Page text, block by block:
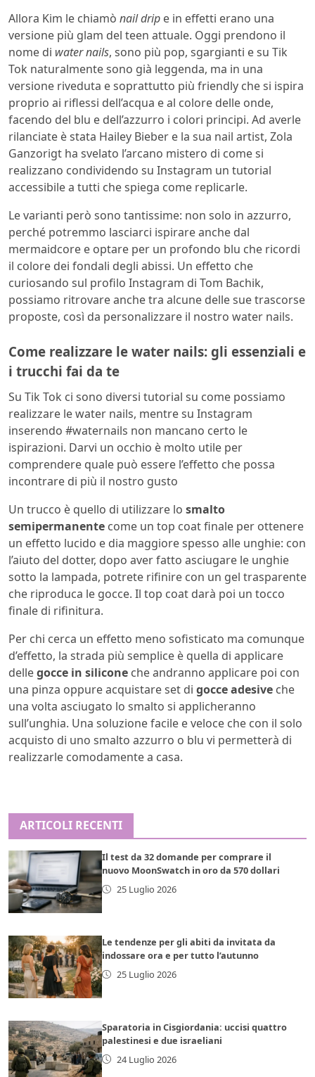
Allora Kim le chiamò nail drip e in effetti erano una
versione più glam del teen attuale. Oggi prendono il
nome di water nails, sono più pop, sgargianti e su Tik
Tok naturalmente sono già leggenda, ma in una
versione riveduta e soprattutto più friendly che si ispira
proprio ai riflessi dell’acqua e al colore delle onde,
facendo del blu e dell’azzurro i colori principi. Ad averle
rilanciate è stata Hailey Bieber e la sua nail artist, Zola
Ganzorigt ha svelato l’arcano mistero di come si
realizzano condividendo su Instagram un tutorial
accessibile a tutti che spiega come replicarle.
Le varianti però sono tantissime: non solo in azzurro,
perché potremmo lasciarci ispirare anche dal
mermaidcore e optare per un profondo blu che ricordi
il colore dei fondali degli abissi. Un effetto che
curiosando sul profilo Instagram di Tom Bachik,
possiamo ritrovare anche tra alcune delle sue trascorse
proposte, così da personalizzare il nostro water nails.
Come realizzare le water nails: gli essenziali e
i trucchi fai da te
Su Tik Tok ci sono diversi tutorial su come possiamo
realizzare le water nails, mentre su Instagram
inserendo #waternails non mancano certo le
ispirazioni. Darvi un occhio è molto utile per
comprendere quale può essere l’effetto che possa
incontrare di più il nostro gusto
Un trucco è quello di utilizzare lo smalto
semipermanente come un top coat finale per ottenere
un effetto lucido e dia maggiore spesso alle unghie: con
l’aiuto del dotter, dopo aver fatto asciugare le unghie
sotto la lampada, potrete rifinire con un gel trasparente
che riproduca le gocce. Il top coat darà poi un tocco
finale di rifinitura.
Per chi cerca un effetto meno sofisticato ma comunque
d’effetto, la strada più semplice è quella di applicare
dellegocce in silicone che andranno applicare poi con
una pinza oppure acquistare set di gocce adesive che
una volta asciugato lo smalto si applicheranno
sull’unghia. Una soluzione facile e veloce che con il solo
acquisto di uno smalto azzurro o blu vi permetterà di
realizzarle comodamente a casa.
ARTICOLI RECENTI
Il test da 32 domande per comprare il
nuovo MoonSwatch in oro da 570 dollari
25 Luglio 2026
Le tendenze per gli abiti da invitata da
indossare ora e per tutto l’autunno
25 Luglio 2026
Sparatoria in Cisgiordania: uccisi quattro
palestinesi e due israeliani
24 Luglio 2026